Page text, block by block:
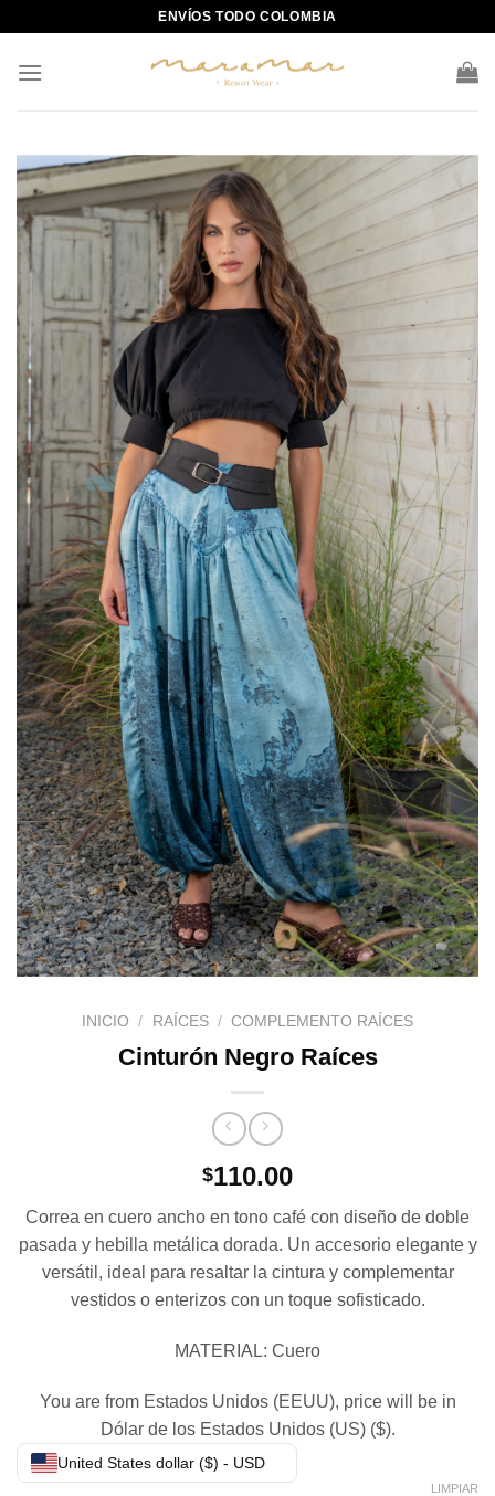
content
ENVÍOS TODO COLOMBIA
INICIO / RAÍCES / COMPLEMENTO RAÍCES
Cinturón Negro Raíces
$110.00
Correa en cuero ancho en tono café con diseño de doble
pasada y hebilla metálica dorada. Un accesorio elegante y
versátil, ideal para resaltar la cintura y complementar
vestidos o enterizos con un toque sofisticado.
MATERIAL: Cuero
You are from Estados Unidos (EEUU), price will be in
Dólar de los Estados Unidos (US) ($).
United States dollar ($) - USD
LIMPIAR